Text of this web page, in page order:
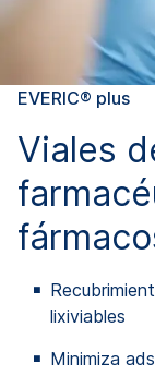
EVERIC® plus
Viales
lixiviables
Minimiza